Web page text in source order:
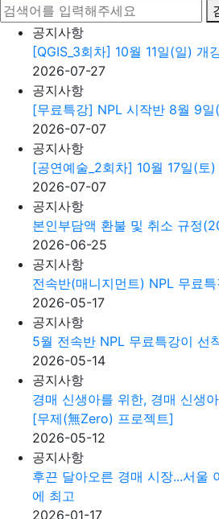
공지사항
[QGIS_3회차] 10월 11일(일) 개
2026-07-27
공지사항
[무료특강] NPL 시작반 8월 9일
2026-07-07
공지사항
[공연예술_2회차] 10월 17일(토)
2026-07-07
공지사항
본인부담액 환불 및 취소 규정
2026-06-25
공지사항
전속반(매니지먼트) NPL 무료
2026-05-17
공지사항
5월 전속반 NPL 무료특강이 선
2026-05-14
공지사항
경매 신생아를 위한, 경매 신생
[무제(無Zero) 프로젝트]
2026-05-12
공지사항
후끈 달아오른 경매 시장...서울
에 최고
2026-01-17